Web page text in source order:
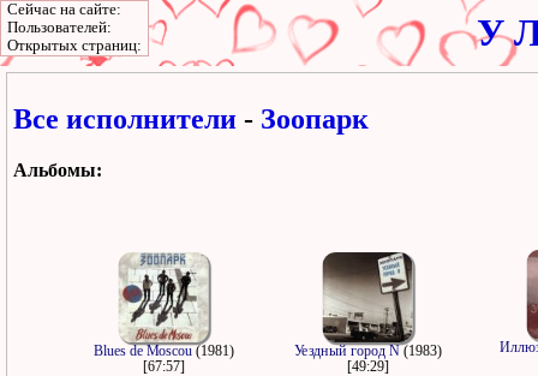
У
Все исполнители - Зоопарк
Альбомы:
Blues de Moscou(1981)
[67:57]
Уездный город N(1983)
[49:29]
Сейчас на сайте:
Пользователей:
Открытых страниц: